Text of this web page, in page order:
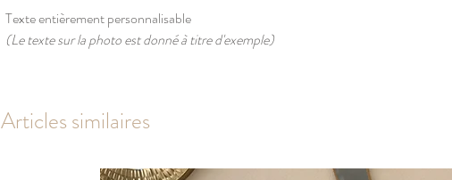
Texte entièrement personnalisable
(Le texte sur la photo est donné à titre d'exemple)
Articles similaires